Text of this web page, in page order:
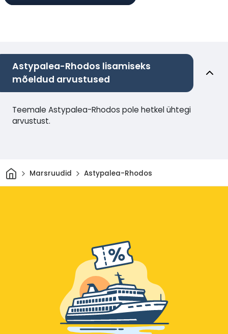
Astypalea-Rhodos lisamiseks
mõeldud arvustused
Teemale Astypalea-Rhodos pole hetkel ühtegi
arvustust.
Avaleht
Marsruudid Astypalea-Rhodos